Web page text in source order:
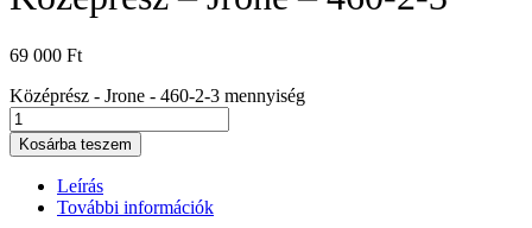
69 000 Ft
Középrész - Jrone - 460-2-3 mennyiség
Kosárba teszem
Leírás
További információk